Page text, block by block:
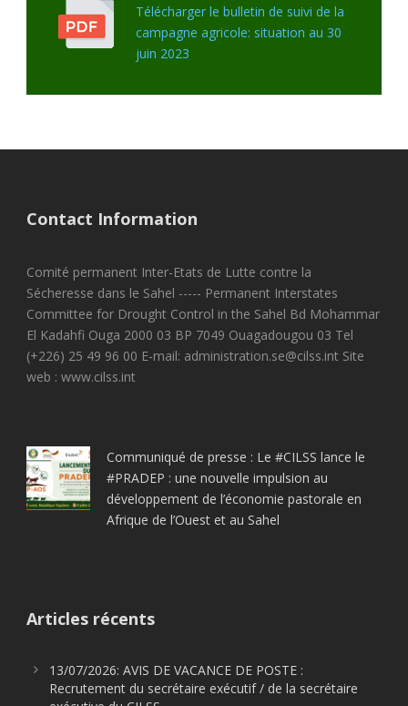
Télécharger le bulletin de suivi de la
campagne agricole: situation au 30
juin 2023
Contact Information
Comité permanent Inter-Etats de Lutte contre la
Sécheresse dans le Sahel ----- Permanent Interstates
Committee for Drought Control in the Sahel Bd Mohammar
El Kadahfi Ouga 2000 03 BP 7049 Ouagadougou 03 Tel
(+226) 25 49 96 00 E-mail: administration.se@cilss.int Site
web : www.cilss.int
Communiqué de presse : Le #CILSS lance le
#PRADEP : une nouvelle impulsion au
développement de l’économie pastorale en
Afrique de l’Ouest et au Sahel
Articles récents
13/07/2026: AVIS DE VACANCE DE POSTE :
Recrutement du secrétaire exécutif / de la secrétaire